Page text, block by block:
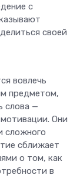
с
своей
вовлечь
предметом,
слова —
Они
сложного
сближает
о том, как
в